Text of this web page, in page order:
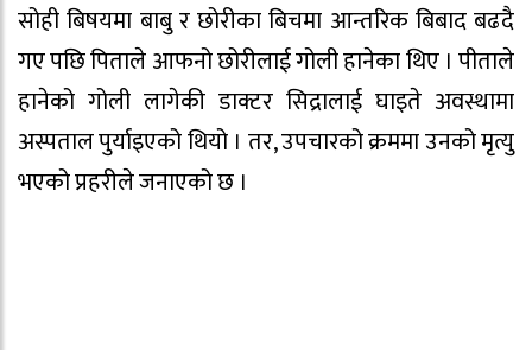
सोही बिषयमा बाबु र छोरीका बिचमा आन्तरिक बिबाद बढदै
गए पछि पिताले आफनो छोरीलाई गोली हानेका थिए । पीताले
हानेको गोली लागेकी डाक्टर सिद्रालाई घाइते अवस्थामा
अस्पताल पुर्याइएको थियो । तर, उपचारको क्रममा उनको मृत्यु
भएको प्रहरीले जनाएको छ ।